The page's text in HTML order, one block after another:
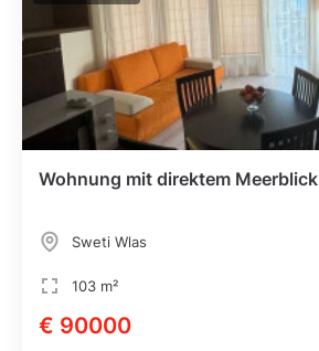
Wohnung mit direktem Meerblick
Sweti Wlas
103 m²
€ 90000